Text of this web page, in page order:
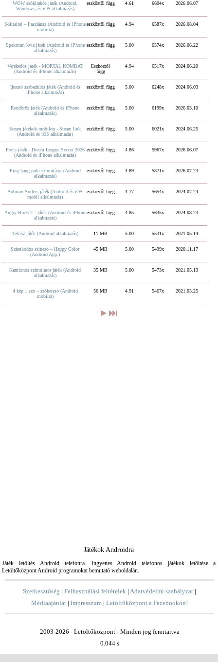
WOW szókirakós játék (Android,
Windows, és iOS alkalmazás)
eszköztől függ 4.61 6604x 2026.06.07
Solitaire! – Pasziánsz (Android és iPhone
mobilra)
eszköztől függ 4.94 6587x 2026.08.04
Spektrum kvíz játék (Android és iPhone
alkalmazás)
eszköztől függ 5.00 6574x 2026.06.22
Verekedős játék - MORTAL KOMBAT
(Android és iPhone alkalmazás)
Eszköztõl
függ
4.94 6517x 2024.06.20
Ijesztő szabadulós játék (Android és
iPhone alkalmazás)
eszköztől függ 5.00 6248x 2024.06.03
Rendőrös játék (Android és iPhone
alkalmazás)
eszköztől függ 5.00 6199x 2026.03.10
Steam játékok mobilon - Steam link
(Android és iOS alkalmazás)
eszköztől függ 5.00 6021x 2024.06.25
Focis játék - Dream League Soccer 2026
(Android és iPhone alkalmazás)
eszköztől függ 4.86 5967x 2026.06.07
Fing hang puki szimulátor (Android
alkalmazás)
eszköztől függ 4.89 5871x 2026.07.23
Subway Surfers játék (Android és iOS
mobil alkalmazás)
eszköztől függ 4.77 5654x 2024.07.24
Angry Birds 2 - Játék (Android és iPhone
alkalmazás)
eszköztől függ 4.85 5635x 2024.08.23
Tetrisz játék (Android alkalmazás) 11 MB 5.00 5531x 2021.05.14
Számkódos színező – Happy Color
(Android App.)
45 MB 5.00 5499x 2020.11.17
Kamionos szimulátor játék (Android
alkalmazás)
35 MB 5.00 5473x 2021.05.13
4 kép 1 szó – szókereső (Android
mobilra)
56 MB 4.91 5467x 2021.03.25
Játékok Androidra
Játék letöltés Android telefonra. Ingyenes Android telefonos játékok letöltése a
Letöltőközpont Android programokat bemutató weboldalán.
Szerkesztőség |Felhasználási feltételek |Adatvédelmi szabályzat |
Médiaajánlat |Impresszum |Letöltőközpont a Facebookon!
2003-2026 - Letöltőközpont - Minden jog fenntartva
0.044 s